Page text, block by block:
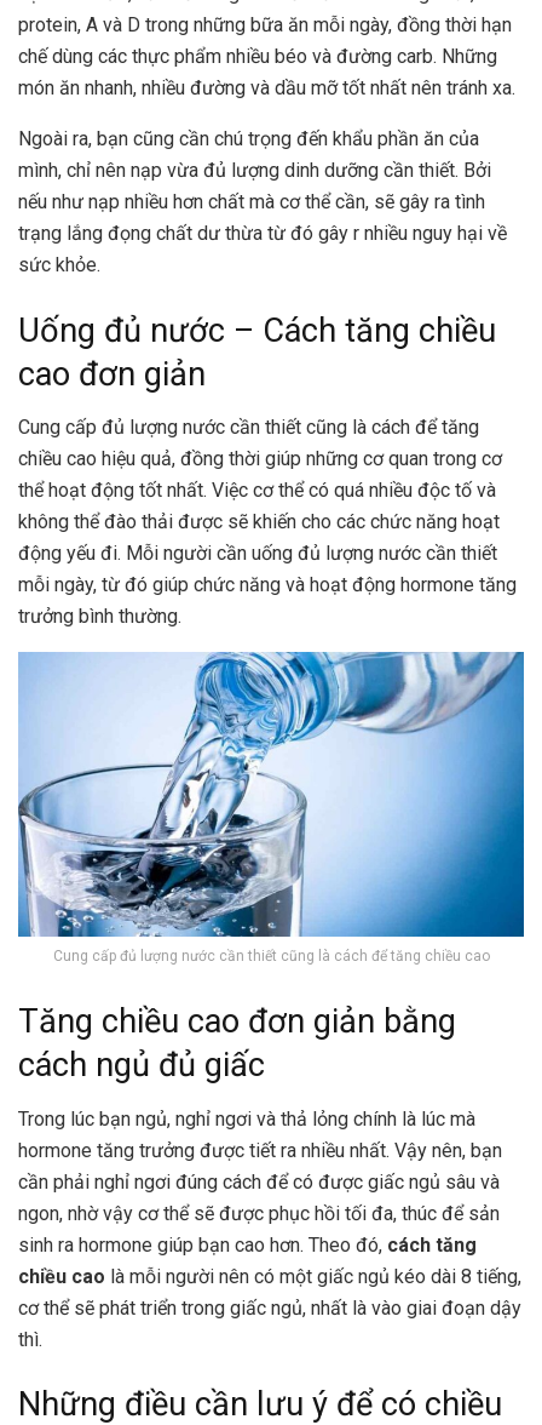
protein, A và D trong những bữa ăn mỗi ngày, đồng thời hạn
chế dùng các thực phẩm nhiều béo và đường carb. Những
món ăn nhanh, nhiều đường và dầu mỡ tốt nhất nên tránh xa.
Ngoài ra, bạn cũng cần chú trọng đến khẩu phần ăn của
mình, chỉ nên nạp vừa đủ lượng dinh dưỡng cần thiết. Bởi
nếu như nạp nhiều hơn chất mà cơ thể cần, sẽ gây ra tình
trạng lắng đọng chất dư thừa từ đó gây r nhiều nguy hại về
sức khỏe.
Uống đủ nước – Cách tăng chiều
cao đơn giản
Cung cấp đủ lượng nước cần thiết cũng là cách để tăng
chiều cao hiệu quả, đồng thời giúp những cơ quan trong cơ
thể hoạt động tốt nhất. Việc cơ thể có quá nhiều độc tố và
không thể đào thải được sẽ khiến cho các chức năng hoạt
động yếu đi. Mỗi người cần uống đủ lượng nước cần thiết
mỗi ngày, từ đó giúp chức năng và hoạt động hormone tăng
trưởng bình thường.
Cung cấp đủ lượng nước cần thiết cũng là cách để tăng chiều cao
Tăng chiều cao đơn giản bằng
cách ngủ đủ giấc
Trong lúc bạn ngủ, nghỉ ngơi và thả lỏng chính là lúc mà
hormone tăng trưởng được tiết ra nhiều nhất. Vậy nên, bạn
cần phải nghỉ ngơi đúng cách để có được giấc ngủ sâu và
ngon, nhờ vậy cơ thể sẽ được phục hồi tối đa, thúc để sản
sinh ra hormone giúp bạn cao hơn. Theo đó, cách tăng
chiều cao là mỗi người nên có một giấc ngủ kéo dài 8 tiếng,
cơ thể sẽ phát triển trong giấc ngủ, nhất là vào giai đoạn dậy
thì.
Những điều cần lưu ý để có chiều